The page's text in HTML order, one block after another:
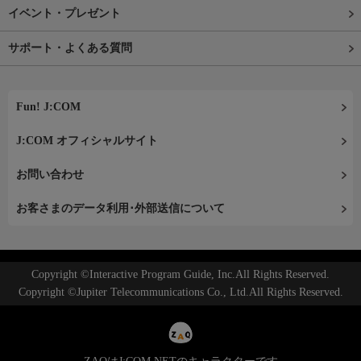
イベント・プレゼント
サポート・よくある質問
Fun! J:COM
J:COM オフィシャルサイト
お問い合わせ
お客さまのデータ利用･外部送信について
Copyright ©Interactive Program Guide, Inc.All Rights Reserved.
Copyright ©Jupiter Telecommunications Co., Ltd.All Rights Reserved.